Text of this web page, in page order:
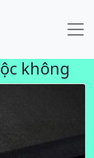
không